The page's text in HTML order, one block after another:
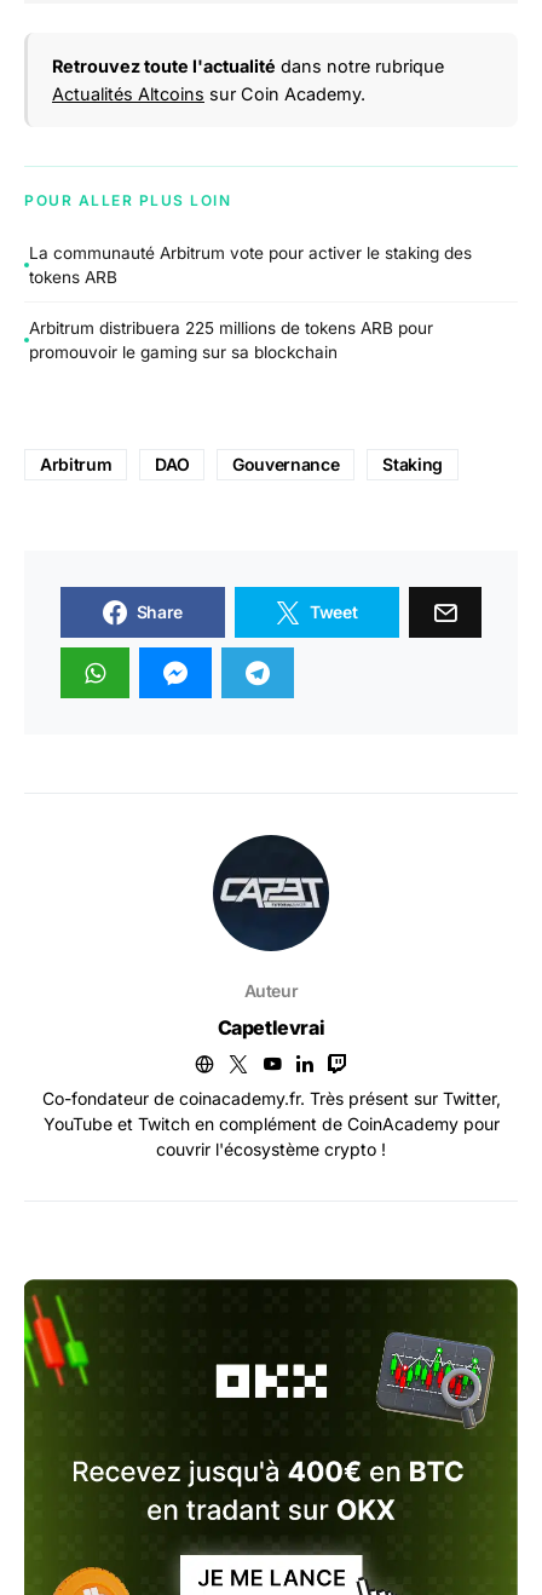
Retrouvez toute l'actualité dans notre rubrique
Actualités Altcoins sur Coin Academy.
POUR ALLER PLUS LOIN
La communauté Arbitrum vote pour activer le staking des
tokens ARB
Arbitrum distribuera 225 millions de tokens ARB pour
promouvoir le gaming sur sa blockchain
Arbitrum DAO Gouvernance Staking
Share Tweet
Auteur
Capetlevrai
Co-fondateur de coinacademy.fr. Très présent sur Twitter,
YouTube et Twitch en complément de CoinAcademy pour
couvrir l'écosystème crypto !